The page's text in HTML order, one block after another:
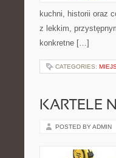
kuchni, historii oraz
z lekkim,
konkretne […]
CATEGORIES:
KARTELE
POSTED BY ADMIN